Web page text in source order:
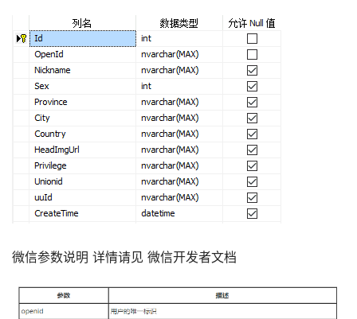
微信参数说明 详情请见 微信开发者文档